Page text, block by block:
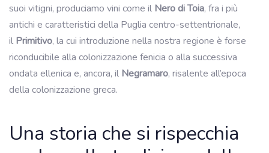
suoi vitigni, produciamo vini come il Nero di Toia, fra i più
antichi e caratteristici della Puglia centro-settentrionale,
il Primitivo, la cui introduzione nella nostra regione è forse
riconducibile alla colonizzazione fenicia o alla successiva
ondata ellenica e, ancora, il Negramaro, risalente all’epoca
della colonizzazione greca.
Una storia che si rispecchia